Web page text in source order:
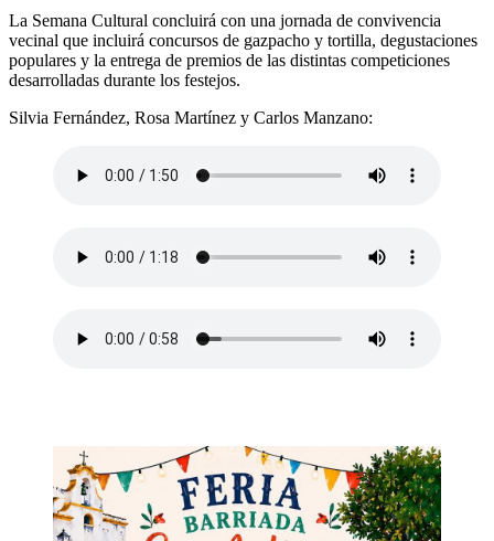
La Semana Cultural concluirá con una jornada de convivencia
vecinal que incluirá concursos de gazpacho y tortilla, degustaciones
populares y la entrega de premios de las distintas competiciones
desarrolladas durante los festejos.
Silvia Fernández, Rosa Martínez y Carlos Manzano: